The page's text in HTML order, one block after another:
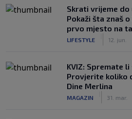
Skrati vrijeme do
Pokaži šta znaš
prvo mjesto na
LIFESTYLE 12. jun.
KVIZ: Spremate li
Provjerite koliko
Dine Merlina
MAGAZIN 31. mar.